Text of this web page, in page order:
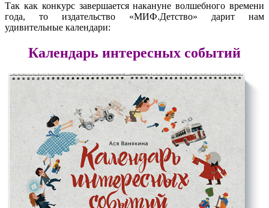
Так как конкурс завершается накануне волшебного времени
года, то издательство «МИФ.Детство» дарит нам
удивительные календари:
Календарь интересных событий